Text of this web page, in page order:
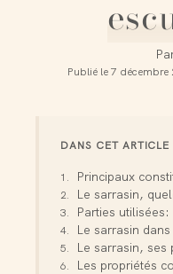
Publié le7 décembre
DANS CET ARTICLE
Principaux
Le sarrasin,
Parties utilisées:
Le sarrasin
Le sarrasin, ses
Les propriétés